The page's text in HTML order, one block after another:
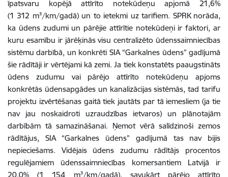
īpatsvaru kopējā attīrīto notekūdeņu apjomā 21,6%
(1 312 m³/km/gadā) un to ietekmi uz tarifiem. SPRK norāda,
ka ūdens zudumi un pārējie attīrītie notekūdeņi ir faktori, ar
kuru esamību ir jārēķinās visu centralizēto ūdenssaimniecības
sistēmu darbībā, un konkrēti SIA “Garkalnes ūdens” gadījumā
šie rādītāji ir vērtējami kā zemi. Ja tiek konstatēts paaugstināts
ūdens zudumu vai pārējo attīrīto notekūdeņu apjoms
konkrētās ūdensapgādes un kanalizācijas sistēmās, tad tarifu
projektu izvērtēšanas gaitā tiek jautāts par tā iemesliem (ja tie
nav jau noskaidroti uzraudzības ietvaros) un plānotajām
darbībām tā samazināšanai. Ņemot vērā salīdzinoši zemos
rādītājus, SIA “Garkalnes ūdens” gadījumā tas nav bijis
nepieciešams. Vidējais ūdens zudumu rādītājs procentos
regulējamiem ūdenssaimniecības komersantiem Latvijā ir
20,0% (1 154 m³/km/gadā), savukārt pārējo attīrīto